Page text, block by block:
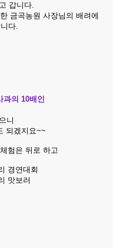
갑니다.
금곡농원 사장님의 배려에
다.
과의 10배인
니
되겠지요~~
험은 뒤로 하고
경연대회
맛보러